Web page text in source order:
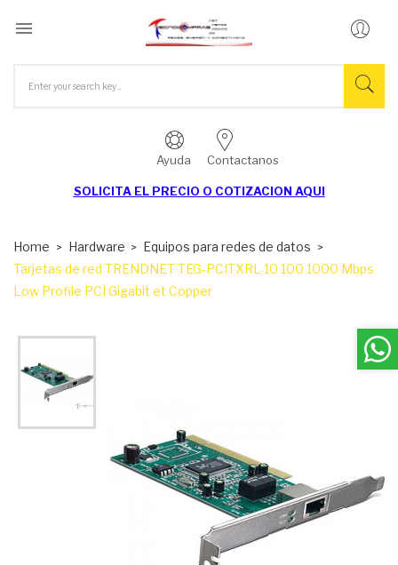

Ayuda Contactanos
SOLICITA EL PRECIO O COTIZACION AQUI
Home Hardware
Equipos para redes de datos
Tarjetas de red TRENDNET TEG-PCITXRL 10 100 1000 Mbps
Low Profile PCI Gigabit et Copper